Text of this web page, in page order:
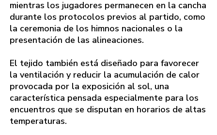
mientras los jugadores permanecen en la cancha
durante los protocolos previos al partido, como
la ceremonia de los himnos nacionales o la
presentación de las alineaciones.
El tejido también está diseñado para favorecer
la ventilación y reducir la acumulación de calor
provocada por la exposición al sol, una
característica pensada especialmente para los
encuentros que se disputan en horarios de altas
temperaturas.